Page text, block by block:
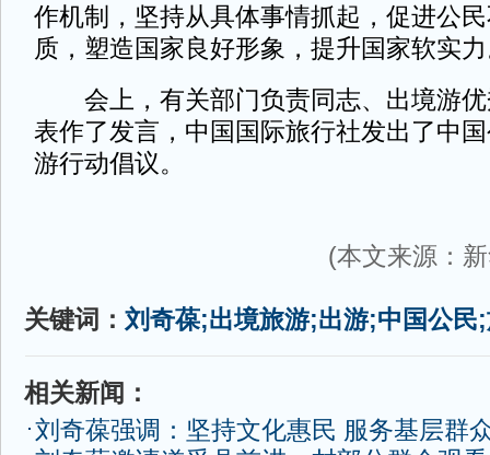
作机制，坚持从具体事情抓起，促进公
质，塑造国家良好形象，提升国家软实
会上，有关部门负责同志、出境游优
表作了发言，中国国际旅行社发出了中
游行动倡议。
(本文来源：
关键词：刘奇葆;出境旅游;出游;中国公民
相关新闻：
刘奇葆强调：坚持文化惠民 服务基层群